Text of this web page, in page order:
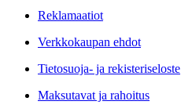
Reklamaatiot
Verkkokaupan ehdot
Tietosuoja- ja rekisteriseloste
Maksutavat ja rahoitus